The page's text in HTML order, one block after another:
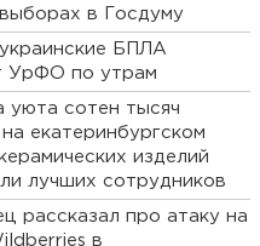
в Госдуму
украинские БПЛА
УрФО по утрам
уюта сотен тысяч
екатеринбургском
изделий
лучших сотрудников
рассказал про атаку на
в